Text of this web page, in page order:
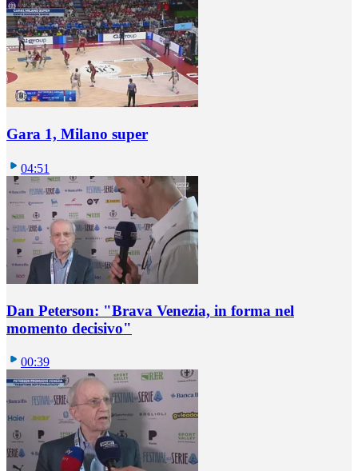
Gara 1, Milano super
04:51
Dan Peterson: "Brava Venezia, in forma nel
momento decisivo"
00:39